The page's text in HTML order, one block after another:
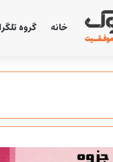
خانه گروه